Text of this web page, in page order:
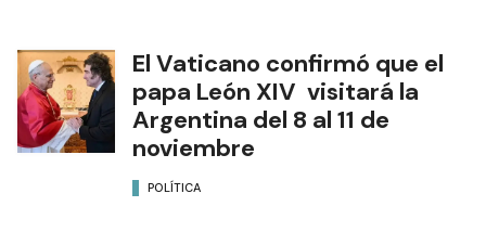
El Vaticano confirmó que el
papa León XIV visitará la
Argentina del 8 al 11 de
noviembre
POLÍTICA